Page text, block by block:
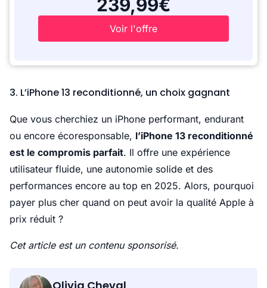
239,99€
Voir l'offre
3. L’iPhone 13 reconditionné, un choix gagnant
Que vous cherchiez un iPhone performant, endurant
ou encore écoresponsable, l’iPhone 13 reconditionné
est le compromis parfait. Il offre une expérience
utilisateur fluide, une autonomie solide et des
performances encore au top en 2025. Alors, pourquoi
payer plus cher quand on peut avoir la qualité Apple à
prix réduit ?
Cet article est un contenu sponsorisé.